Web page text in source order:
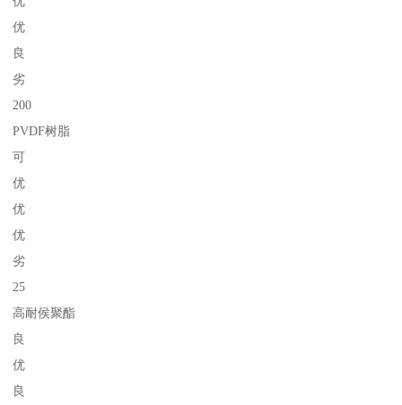
优
良
劣
200
PVDF树脂
可
优
优
优
劣
25
高耐侯聚酯
良
优
良